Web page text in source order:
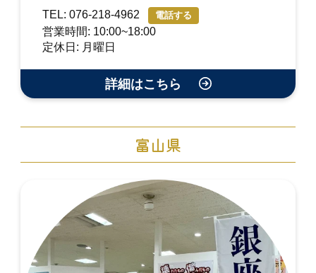
TEL: 076-218-4962 電話する
営業時間: 10:00~18:00
定休日: 月曜日
詳細はこちら
富山県